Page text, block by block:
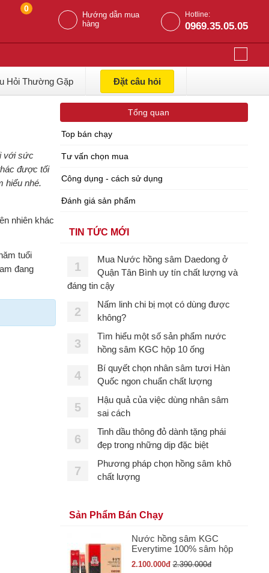
0
Hướng dẫn mua
hàng
Hotline:
0969.35.05.05
Hỏi Thường Gặp Đặt câu hỏi
với sức
được tối
hiểu nhé.
nhiên khác
tuổi
đang
Tổng quan
Top bán chạy
Tư vấn chọn mua
Công dụng - cách sử dụng
Đánh giá sản phẩm
TIN TỨC MỚI
1
Mua Nước hồng sâm Daedong ở
Quận Tân Bình uy tín chất lượng và
đáng tin cậy
2
Nấm linh chi bị mọt có dùng được
không?
3
Tìm hiểu một số sản phẩm nước
hồng sâm KGC hộp 10 ống
4
Bí quyết chọn nhân sâm tươi Hàn
Quốc ngon chuẩn chất lượng
5
Hậu quả của việc dùng nhân sâm
sai cách
6
Tinh dầu thông đỏ dành tặng phái
đẹp trong những dịp đặc biệt
7
Phương pháp chọn hồng sâm khô
chất lượng
Sản Phẩm Bán Chạy
Nước hồng sâm KGC
Everytime 100% sâm hộp
30 gói x 10ml
2.100.000đ 2.390.000đ